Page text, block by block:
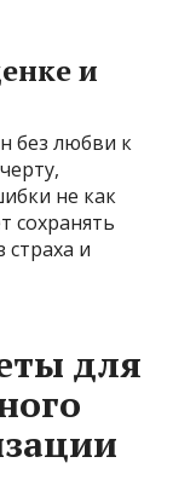
и
без любви к
не как
сохранять
и
для